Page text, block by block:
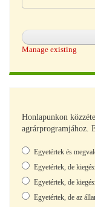
Manage existing
Honlapunkon
agrárprogramjához.
Választások
Egyetértek és
Egyetértek, de
Egyetértek, de
Egyetértek, de az